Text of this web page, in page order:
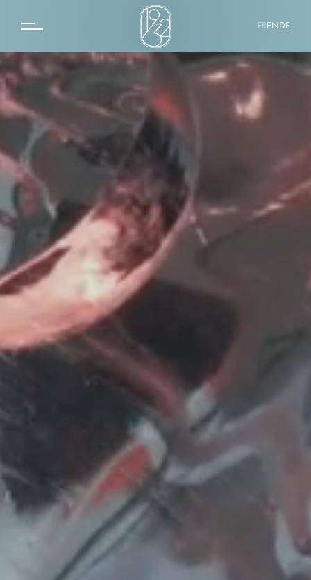
FRENDE
LE 1932 HOTEL & SPA
SPA BY 1932
LE QUINTO CIELO ROOFTOP
LA ROTONDE
DESTINATION
ÉVÉNEMENT
GALERIE PHOTOS
CONTACT
COFFRETS CADEAUX
CHAMBRE CLASSIQUE
CHAMBRE SUPÉRIEURE
CHAMBRE DELUXE
JUNIOR SUITE
JUNIOR SUITE TERRASSE